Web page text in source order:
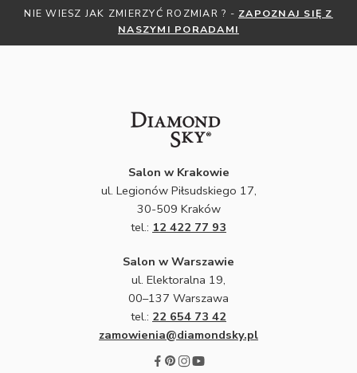
ZMIERZYĆ ROZMIAR ? -ZAPOZNAJ SIĘ Z
NASZYMI PORADAMI
OTRZYMAJ
Salon w Krakowie
ul. Legionów Piłsudskiego 17,
30-509 Kraków
tel.: 12 422 77 93
Salon w Warszawie
ul. Elektoralna 19,
00–137 Warszawa
tel.: 22 654 73 42
zamowienia@diamondsky.pl